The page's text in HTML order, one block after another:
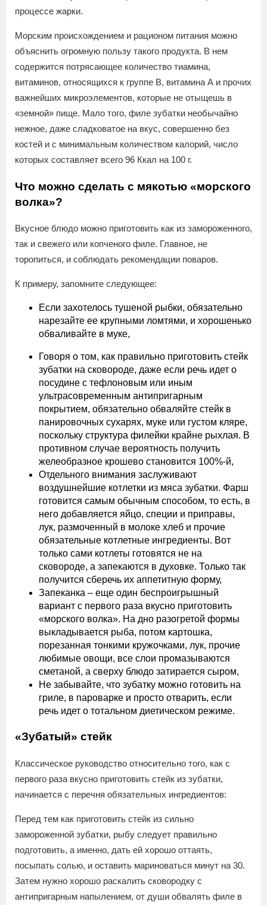
процессе жарки.
Морским происхождением и рационом питания можно
объяснить огромную пользу такого продукта. В нем
содержится потрясающее количество тиамина,
витаминов, относящихся к группе В, витамина А и прочих
важнейших микроэлементов, которые не отыщешь в
«земной» пище. Мало того, филе зубатки необычайно
нежное, даже сладковатое на вкус, совершенно без
костей и с минимальным количеством калорий, число
которых составляет всего 96 Ккал на 100 г.
Что можно сделать с мякотью «морского
волка»?
Вкусное блюдо можно приготовить как из замороженного,
так и свежего или копченого филе. Главное, не
торопиться, и соблюдать рекомендации поваров.
К примеру, запомните следующее:
Если захотелось тушеной рыбки, обязательно
нарезайте ее крупными ломтями, и хорошенько
обваливайте в муке,
Говоря о том, как правильно приготовить стейк
зубатки на сковороде, даже если речь идет о
посудине с тефлоновым или иным
ультрасовременным антипригарным
покрытием, обязательно обваляйте стейк в
панировочных сухарях, муке или густом кляре,
поскольку структура филейки крайне рыхлая. В
противном случае вероятность получить
желеобразное крошево становится 100%-й,
Отдельного внимания заслуживают
воздушнейшие котлетки из мяса зубатки. Фарш
готовится самым обычным способом, то есть, в
него добавляется яйцо, специи и приправы,
лук, размоченный в молоке хлеб и прочие
обязательные котлетные ингредиенты. Вот
только сами котлеты готовятся не на
сковороде, а запекаются в духовке. Только так
получится сберечь их аппетитную форму,
Запеканка – еще один беспроигрышный
вариант с первого раза вкусно приготовить
«морского волка». На дно разогретой формы
выкладывается рыба, потом картошка,
порезанная тонкими кружочками, лук, прочие
любимые овощи, все слои промазываются
сметаной, а сверху блюдо затирается сыром,
Не забывайте, что зубатку можно готовить на
гриле, в пароварке и просто отварить, если
речь идет о тотальном диетическом режиме.
«Зубатый» стейк
Классическое руководство относительно того, как с
первого раза вкусно приготовить стейк из зубатки,
начинается с перечня обязательных ингредиентов:
Перед тем как приготовить стейк из сильно
замороженной зубатки, рыбу следует правильно
подготовить, а именно, дать ей хорошо оттаять,
посыпать солью, и оставить мариноваться минут на 30.
Затем нужно хорошо раскалить сковородку с
антипригарным напылением, от души обвалять филе в